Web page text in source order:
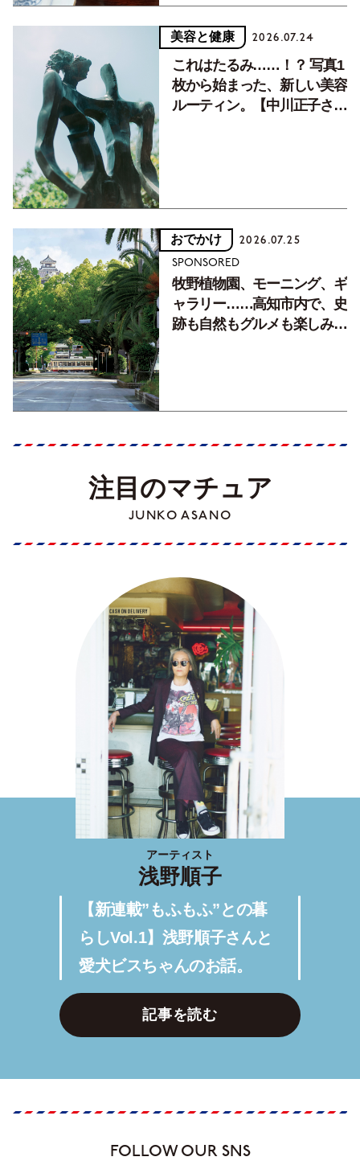
美容と健康 2026.07.24
これはたるみ……！？ 写真1
枚から始まった、新しい美容
ルーティン。【中川正子さん
おでかけ 2026.07.25
SPONSORED
牧野植物園、モーニング、ギ
ャラリー……高知市内で、史
跡も自然もグルメも楽しみ尽
注目のマチュア
JUNKO ASANO
アーティスト
浅野順子
【新連載”もふもふ”との暮
らしVol.1】浅野順子さんと
愛犬ビスちゃんのお話。
記事を読む
FOLLOW OUR SNS